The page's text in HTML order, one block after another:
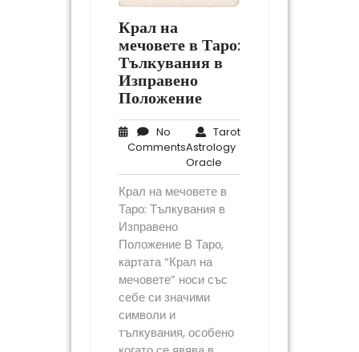
Крал на
мечовете в Таро:
Тълкувания в
Изправено
Положение
No
CommentsNo
Comments
Tarot
Astrology
Oracle
Astrology
Oracle
Крал на мечовете в
Таро: Тълкувания в
Изправено
Положение В Таро,
картата “Крал на
мечовете” носи със
себе си значими
символи и
тълкувания, особено